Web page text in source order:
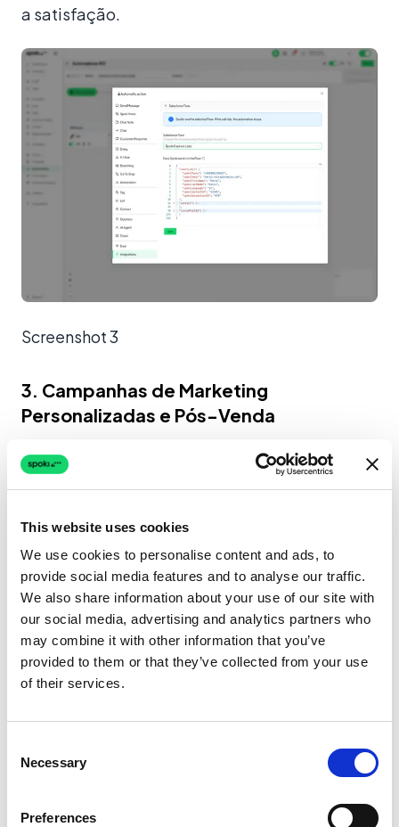
This website uses cookies
We use cookies to personalise content and ads, to
provide social media features and to analyse our traffic.
We also share information about your use of our site with
our social media, advertising and analytics partners who
may combine it with other information that you’ve
provided to them or that they’ve collected from your use
of their services.
Selection
Necessary
Preferences
a satisfação.
Screenshot 3
3. Campanhas de Marketing
Personalizadas e Pós-Venda
Após uma compra ou interação específica no
WhatsApp, o Spoki pode acionar um fluxo
Atualizar o status do cliente:
Marcando-o
como ‘Cliente Ativo’ ou ‘Comprador
Recente’.
Adicionar o cliente a uma campanha de
marketing segmentada:Por exemplo, para
receber ofertas de produtos
uma tarefa para um vendedor entrar em